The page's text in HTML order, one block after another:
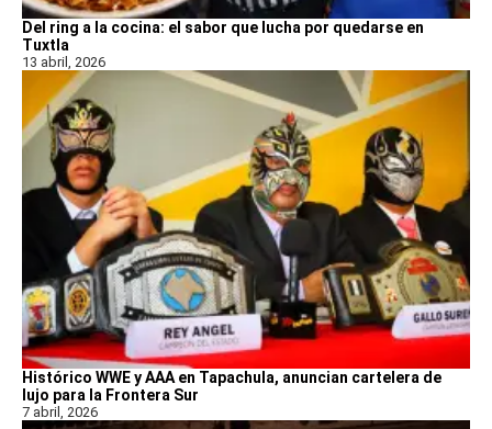
Del ring a la cocina: el sabor que lucha por quedarse en
Tuxtla
13 abril, 2026
Histórico WWE y AAA en Tapachula, anuncian cartelera de
lujo para la Frontera Sur
7 abril, 2026